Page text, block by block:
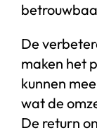
De
maken het
kunnen
wat de
De return